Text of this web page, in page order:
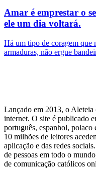
Amar é emprestar o
ele um dia voltará.
Há um tipo de coragem que
armaduras, não ergue
Lançado em 2013, o
internet. O site é publicado
português, espanhol, polaco
10 milhões de leitores
aplicação e das redes
de pessoas em todo o
de comunicação católicos